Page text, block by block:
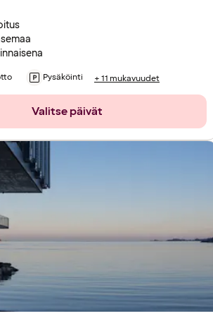
Pysäköinti + 11 mukavuudet
Valitse päivät